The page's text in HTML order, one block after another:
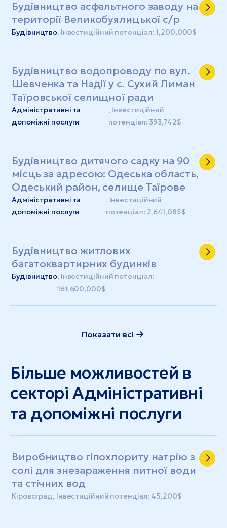
Будівництво асфальтного заводу на
території Великобуялицької с/р
Будівництво, Інвестиційний потенціал: 1,200,000$
Будівництво водопроводу по вул.
Шевченка та Надії у с. Сухий Лиман
Таїровської селищної ради
Адміністративні та
допоміжні послуги
, Інвестиційний
потенціал: 393,742$
Будівництво дитячого садку на 90
місць за адресою: Одеська область,
Одеський район, селище Таїрове
Адміністративні та
допоміжні послуги
, Інвестиційний
потенціал: 2,641,085$
Будівництво житлових
багатоквартирних будинків
Будівництво, Інвестиційний потенціал:
161,600,000$
Показати всі
Більше можливостей в
секторі Адміністративні
та допоміжні послуги
Виробництво гіпохлориту натрію з
солі для знезараження питної води
та стічних вод
Кіровоград, Інвестиційний потенціал: 45,200$